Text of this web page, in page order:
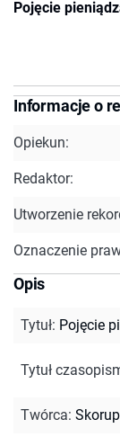
Pojęcie
Informacje o
Opiekun:
Redaktor:
Utworzenie
Oznaczenie
Opis
Tytuł: Pojęcie
Tytuł
Twórca: